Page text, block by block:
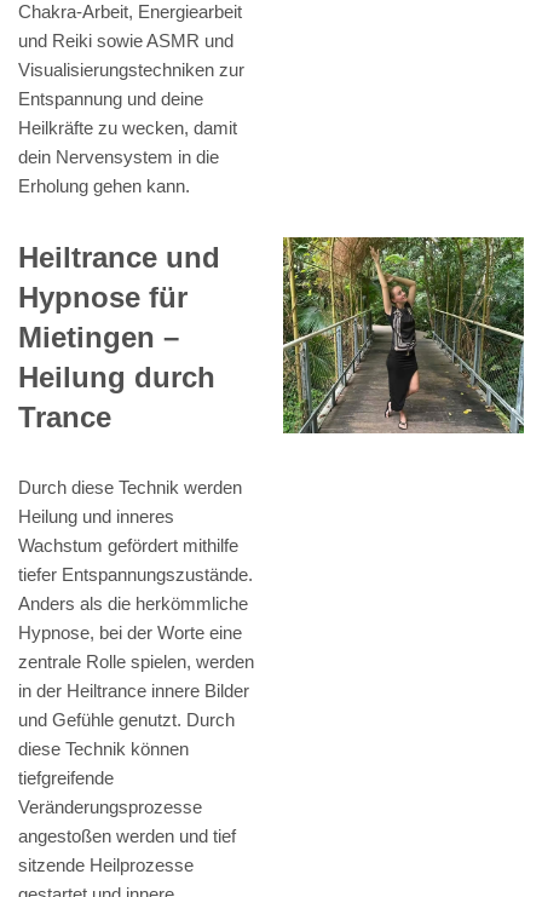
Chakra-Arbeit, Energiearbeit
und Reiki sowie ASMR und
Visualisierungstechniken zur
Entspannung und deine
Heilkräfte zu wecken, damit
dein Nervensystem in die
Erholung gehen kann.
Heiltrance und
Hypnose für
Mietingen –
Heilung durch
Trance
Durch diese Technik werden
Heilung und inneres
Wachstum gefördert mithilfe
tiefer Entspannungszustände.
Anders als die herkömmliche
Hypnose, bei der Worte eine
zentrale Rolle spielen, werden
in der Heiltrance innere Bilder
und Gefühle genutzt. Durch
diese Technik können
tiefgreifende
Veränderungsprozesse
angestoßen werden und tief
sitzende Heilprozesse